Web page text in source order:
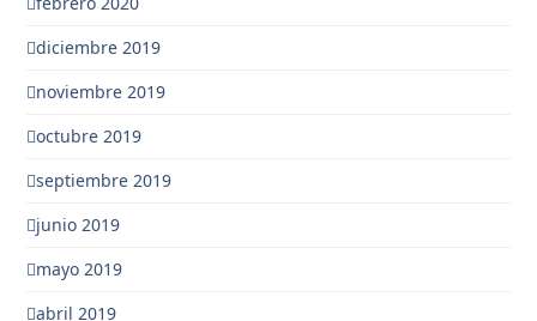
diciembre 2019
noviembre 2019
octubre 2019
septiembre 2019
junio 2019
mayo 2019
abril 2019